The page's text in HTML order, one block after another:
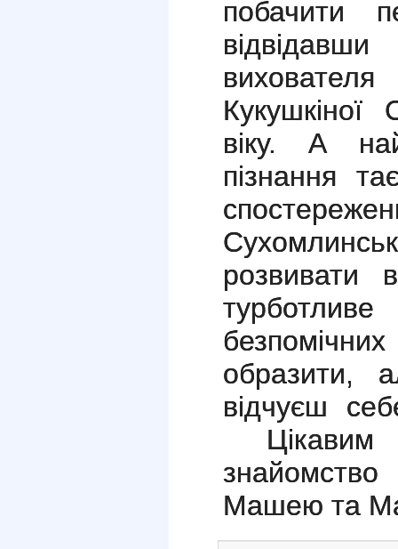
побачити
віку. А
пізнання
розвивати
образити,
відчуєш
Машею та